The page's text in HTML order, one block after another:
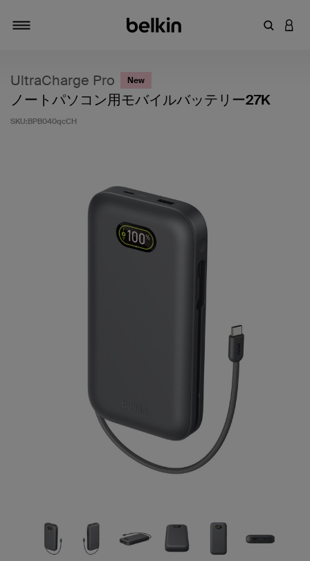
キーワアカ
UltraCharge Pro New
ノートパソコン用モバイルバッテリー27K
SKU:BPB040qcCH